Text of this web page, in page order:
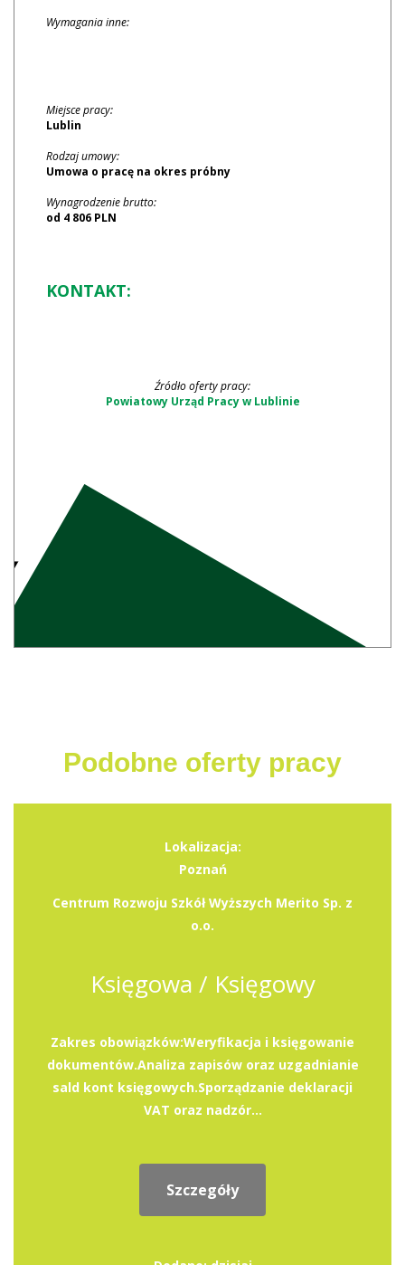
Wymagania inne:
Miejsce pracy:
Lublin
Rodzaj umowy:
Umowa o pracę na okres próbny
Wynagrodzenie brutto:
od 4 806 PLN
KONTAKT:
Źródło oferty pracy:
Powiatowy Urząd Pracy w Lublinie
Podobne oferty pracy
Lokalizacja:
Poznań
Centrum Rozwoju Szkół Wyższych Merito Sp. z
o.o.
Księgowa / Księgowy
Zakres obowiązków:Weryfikacja i księgowanie
dokumentów.Analiza zapisów oraz uzgadnianie
sald kont księgowych.Sporządzanie deklaracji
VAT oraz nadzór...
Szczegóły